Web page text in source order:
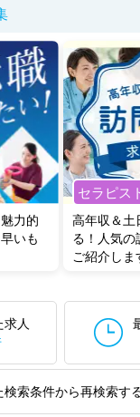
力的
いも
セラピス
高年収＆土
る！人気の
ご紹介しま
求人
検索条件から再検索す